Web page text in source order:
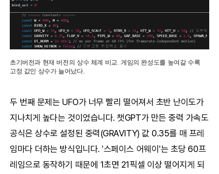
초기버전과 현재 버전의 상수 체계 비교. 게임의 완성도를 높여갈 수록
고정 값인 상수가 늘어났다.
두 번째 문제는 UFO가 너무 빨리 떨어져서 초반 난이도가
지나치게 높다는 것이었습니다. 챗GPT가 만든 중력 가속도
공식은 상수로 설정된 중력(GRAVITY) 값 0.35를 매 프레
임마다 더하는 방식입니다. '스페이스 어웨이'는 초당 60프
레임으로 동작하기 때문에 1초면 21픽셀 이상 떨어지게 되